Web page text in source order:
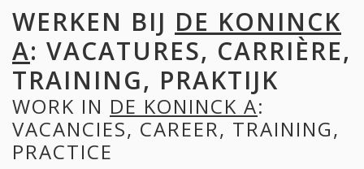
WERKEN BIJ DE KONINCK
A: VACATURES, CARRIÈRE,
TRAINING, PRAKTIJK
WORK IN DE KONINCK A:
VACANCIES, CAREER, TRAINING,
PRACTICE